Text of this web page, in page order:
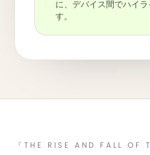
に、デバイス間でハイラ
す。
『THE RISE AND FALL OF